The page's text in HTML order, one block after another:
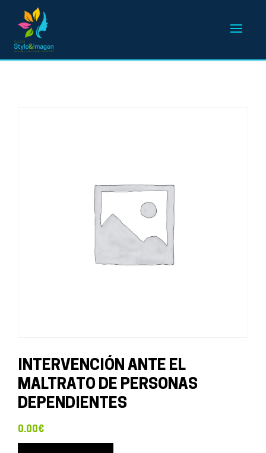
INTERVENCIÓN ANTE EL
MALTRATO DE PERSONAS
DEPENDIENTES
0.00€